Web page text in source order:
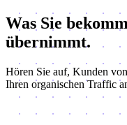
Was Sie
übernimmt.
Hören Sie auf, Kunden
Ihren organischen Traffic